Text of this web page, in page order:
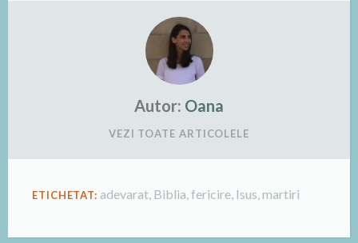
Autor: Oana
VEZI TOATE ARTICOLELE
ETICHETAT: adevarat, Biblia,fericire, Isus,martiri